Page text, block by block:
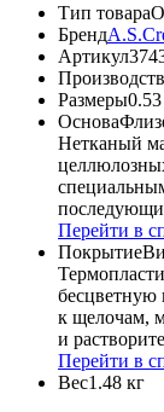
Тип товара
Бренд
Артикул
Размеры
Основа
Нетканый
Перейти в
Покрытие
бесцветную
к щелочам,
и
Перейти в
Вес1.48 кг